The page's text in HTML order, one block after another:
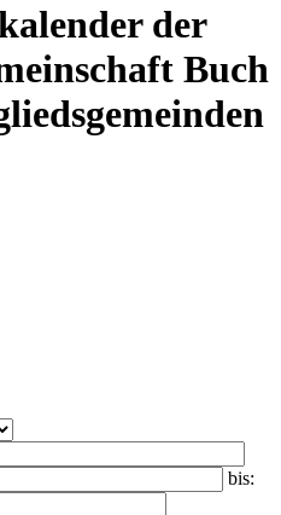
der
Buch
bis: